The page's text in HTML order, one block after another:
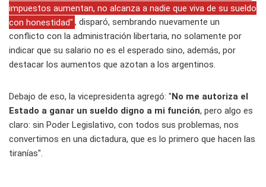
impuestos aumentan, no alcanza a nadie que viva de su sueldo
con honestidad" , disparó, sembrando nuevamente un
conflicto con la administración libertaria, no solamente por
indicar que su salario no es el esperado sino, además, por
destacar los aumentos que azotan a los argentinos.
Debajo de eso, la vicepresidenta agregó: "No me autoriza el
Estado a ganar un sueldo digno a mi función, pero algo es
claro: sin Poder Legislativo, con todos sus problemas, nos
convertimos en una dictadura, que es lo primero que hacen las
tiranías".